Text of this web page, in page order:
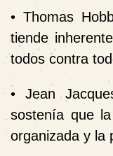
• Thomas
tiende
todos contra
• Jean
sostenía que
organizada y la